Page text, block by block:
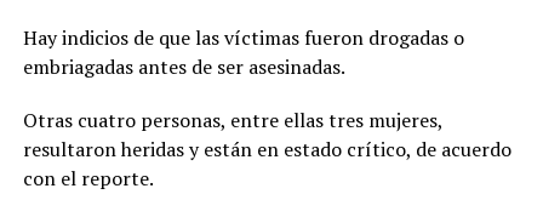
Hay indicios de que las víctimas fueron drogadas o
embriagadas antes de ser asesinadas.
Otras cuatro personas, entre ellas tres mujeres,
resultaron heridas y están en estado crítico, de acuerdo
con el reporte.